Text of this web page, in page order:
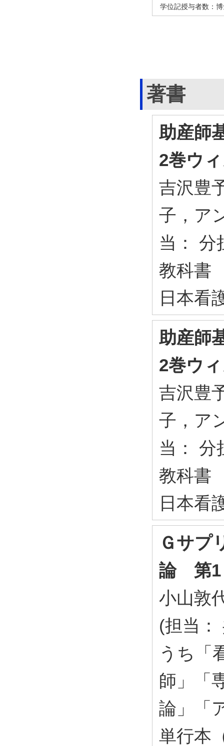
学位記授与者数：
著書
助産師
2巻ウ
吉沢豊
子，ア
当： 分
教科書
日本看
助産師
2巻ウ
吉沢豊
子，ア
当： 分
教科書
日本看
Ｇサプ
論 第1
小山敦
(担当：
うち「
師」「
論」「
単行本